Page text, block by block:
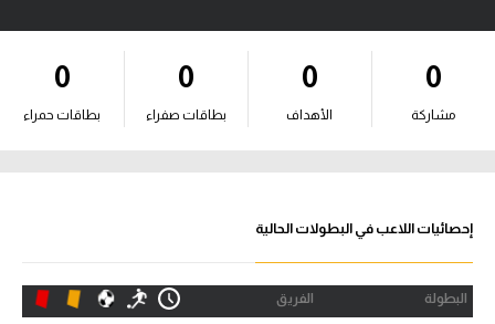
آراء حرة
ركن الألعاب
الدوري المصري
الدوري الإنجليزي الممتاز
0
مشاركة
0
الأهداف
0
بطاقات صفراء
0
بطاقات حمراء
إحصائيات اللاعب في البطولات الحالية
البطولة الفريق